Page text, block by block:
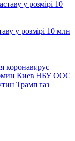
у розмірі 10 млн
коронавирус
Киев НБУ ООС
Трамп газ